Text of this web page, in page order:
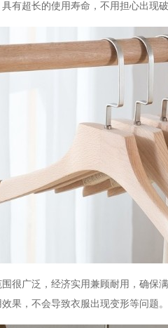
有超长的使用寿命，不用担心出现破
很广泛，经济实用兼顾耐用，确保
果，不会导致衣服出现变形等问题。